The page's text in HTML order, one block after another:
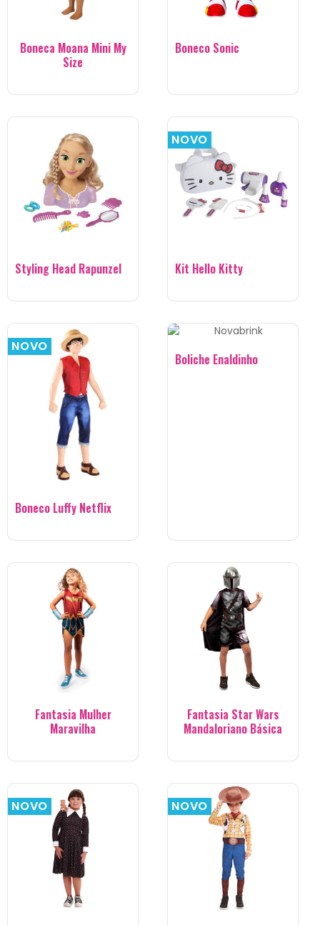
Boneca Moana Mini My
Size
Boneco Sonic
Styling Head Rapunzel
NOVO
Kit Hello Kitty
NOVO
Boneco Luffy Netflix
Boliche Enaldinho
Fantasia Mulher
Maravilha
Fantasia Star Wars
Mandaloriano Básica
NOVO NOVO